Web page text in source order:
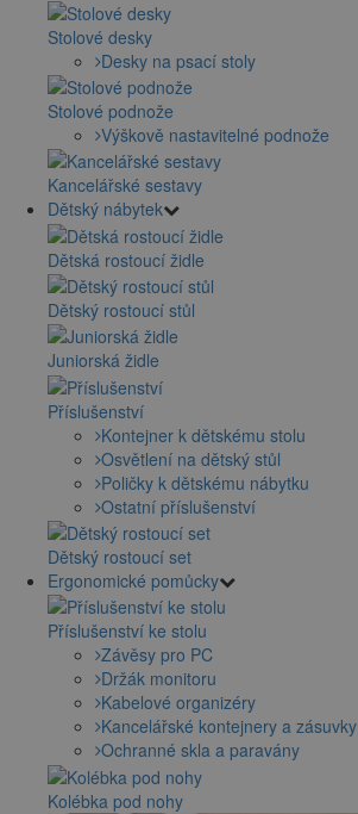
Stolové desky
Desky na psací stoly
Stolové podnože
Výškově nastavitelné podnože
Kancelářské sestavy
Dětský nábytek
Dětská rostoucí židle
Dětský rostoucí stůl
Juniorská židle
Příslušenství
Kontejner k dětskému stolu
Osvětlení na dětský stůl
Poličky k dětskému nábytku
Ostatní příslušenství
Dětský rostoucí set
Ergonomické pomůcky
Příslušenství ke stolu
Závěsy pro PC
Držák monitoru
Kabelové organizéry
Kancelářské kontejnery a zásuvky
Ochranné skla a paravány
Kolébka pod nohy